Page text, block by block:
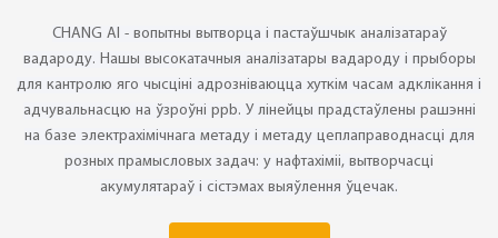
CHANG AI - вопытны вытворца і пастаўшчык аналізатараў
вадароду. Нашы высокатачныя аналізатары вадароду і прыборы
для кантролю яго чысціні адрозніваюцца хуткім часам адклікання і
адчувальнасцю на ўзроўні ppb. У лінейцы прадстаўлены рашэнні
на базе электрахімічнага метаду і метаду цеплаправоднасці для
розных прамысловых задач: у нафтахіміі, вытворчасці
акумулятараў і сістэмах выяўлення ўцечак.